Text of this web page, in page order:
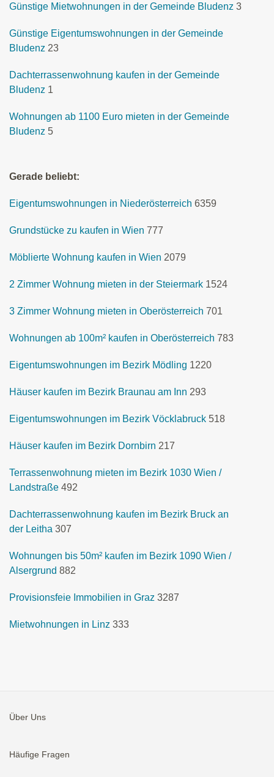
Günstige Mietwohnungen in der Gemeinde Bludenz 3
Günstige Eigentumswohnungen in der Gemeinde
Bludenz 23
Dachterrassenwohnung kaufen in der Gemeinde
Bludenz 1
Wohnungen ab 1100 Euro mieten in der Gemeinde
Bludenz 5
Gerade beliebt:
Eigentumswohnungen in Niederösterreich 6359
Grundstücke zu kaufen in Wien 777
Möblierte Wohnung kaufen in Wien 2079
2 Zimmer Wohnung mieten in der Steiermark 1524
3 Zimmer Wohnung mieten in Oberösterreich 701
Wohnungen ab 100m² kaufen in Oberösterreich 783
Eigentumswohnungen im Bezirk Mödling 1220
Häuser kaufen im Bezirk Braunau am Inn 293
Eigentumswohnungen im Bezirk Vöcklabruck 518
Häuser kaufen im Bezirk Dornbirn 217
Terrassenwohnung mieten im Bezirk 1030 Wien /
Landstraße 492
Dachterrassenwohnung kaufen im Bezirk Bruck an
der Leitha 307
Wohnungen bis 50m² kaufen im Bezirk 1090 Wien /
Alsergrund 882
Provisionsfeie Immobilien in Graz 3287
Mietwohnungen in Linz 333
Über Uns
Häufige Fragen